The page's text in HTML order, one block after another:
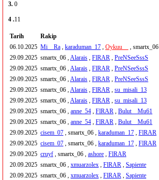
3. 0
4 .11
Tarih
Rakip
06.10.2025 Mi__Ra , karaduman_17 , Oykuu__
, smartx_06
29.09.2025 smartx_06 ,Alarais , FlRAR , PreNSeeSssS
29.09.2025 smartx_06 ,Alarais , FlRAR , PreNSeeSssS
29.09.2025 smartx_06 ,Alarais , FlRAR , PreNSeeSssS
29.09.2025 smartx_06 ,Alarais , FlRAR , su_misali_13
29.09.2025 smartx_06 ,Alarais , FlRAR , su_misali_13
29.09.2025 smartx_06 , anne_54 , FlRAR , Bulut__Mu61
29.09.2025 smartx_06 , anne_54 , FlRAR , Bulut__Mu61
29.09.2025 cisem_07 , smartx_06 , karaduman_17 , FlRAR
29.09.2025 cisem_07 , smartx_06 , karaduman_17 , FlRAR
29.09.2025 cruyf , smartx_06 , ashore , FlRAR
20.09.2025 smartx_06 , xmuarzolex , FlRAR , Sapiente
20.09.2025 smartx_06 , xmuarzolex , FlRAR , Sapiente